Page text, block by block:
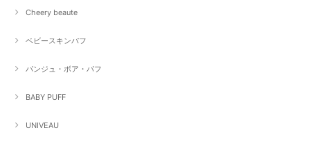
Cheery beaute
ベビースキンパフ
パンジュ・ボア・パフ
BABY PUFF
UNIVEAU